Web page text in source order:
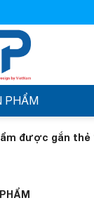
PHẨM
được gắn thẻ